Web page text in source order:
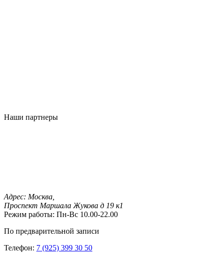
Наши партнеры
Адрес: Москва,
Проспект Маршала Жукова д 19 к1
Режим работы: Пн-Вс 10.00-22.00
По предварительной записи
Телефон: 7 (925) 399 30 50